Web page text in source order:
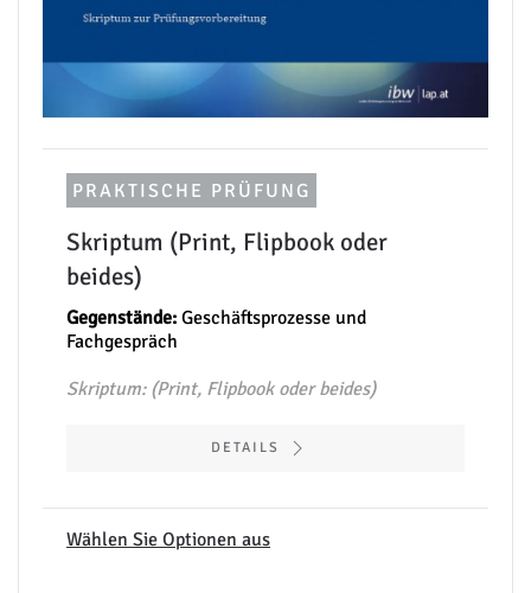
PRAKTISCHE PRÜFUNG
Skriptum (Print, Flipbook oder
beides)
Gegenstände: Geschäftsprozesse und
Fachgespräch
Skriptum: (Print, Flipbook oder beides)
DETAILS
Wählen Sie Optionen aus